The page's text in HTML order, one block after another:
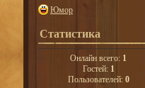
Юмор
Статистика
Онлайн всего: 1
Гостей: 1
Пользователей: 0